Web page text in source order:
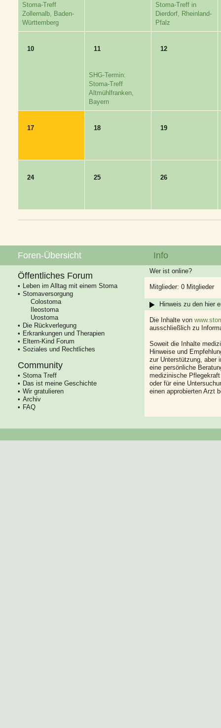
Stoma-Treff
Zollernalb, Baden-
Württemberg
Stoma-Treff in
Dierdorf, Rheinland-
Pfalz
10 11
SHG-Termin:
Stoma-Treff
Altmühlfranken,
Bayern
12
17 18 19
24 25 26
Foren-Übersicht
Öffentliches Forum
Leben im Alltag mit einem Stoma
Stomaversorgung
Colostoma
Ileostoma
Urostoma
Die Rückverlegung
Erkrankungen und Therapien
Eltern-Kind Forum
Soziales und Rechtliches
Community
Stoma Treff
Das ist meine Geschichte
Wir gratulieren
Archiv
FAQ
Info
Wer ist online?
Mitglieder: 0 Mitglieder
Hinweis zu den hier
Die Inhalte von
ausschließlich zu
Soweit die Inhalte
Hinweise und
zur Unterstützung, aber
eine persönliche
medizinische
oder für eine
einen approbierten Arzt